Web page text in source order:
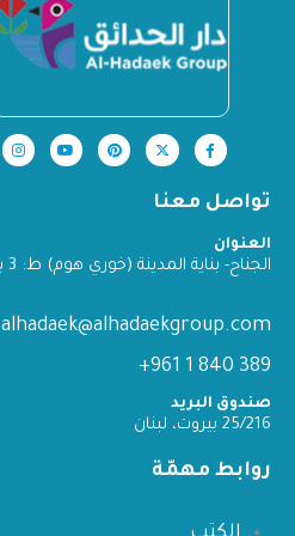
تواصل معنا
العنوان
الجناح- بناية المدينة (خوري هوم) ط: 3 بيروت-لبنان
alhadaek@alhadaekgroup.com
389 840 1 961+
صندوق البريد
25/216 بيروت، لبنان
روابط مهمّة